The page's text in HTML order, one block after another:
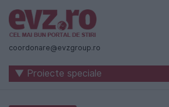
Știri
naționale
internaționale
coordonare@evzgroup.ro
▼ Proiecte speciale